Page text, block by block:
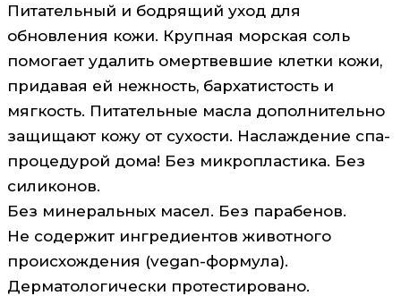
Питательный и бодрящий уход для
обновления кожи. Крупная морская соль
помогает удалить омертвевшие клетки кожи,
придавая ей нежность, бархатистость и
мягкость. Питательные масла дополнительно
защищают кожу от сухости. Наслаждение спа-
процедурой дома! Без микропластика. Без
силиконов.
Без минеральных масел. Без парабенов.
Не содержит ингредиентов животного
происхождения (vegan-формула).
Дерматологически протестировано.